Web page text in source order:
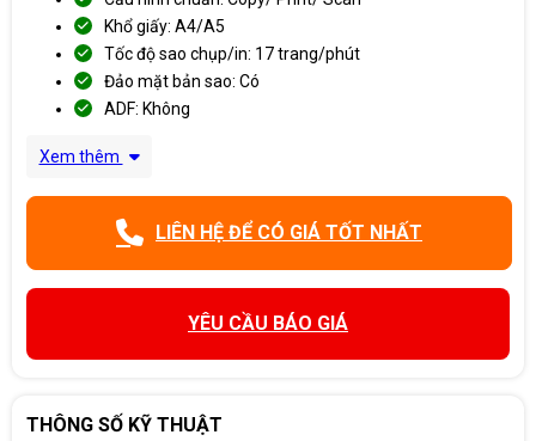
Khổ giấy: A4/A5
Tốc độ sao chụp/in: 17 trang/phút
Đảo mặt bản sao: Có
ADF: Không
Xem thêm
LIÊN HỆ ĐỂ CÓ GIÁ TỐT NHẤT
YÊU CẦU BÁO GIÁ
THÔNG SỐ KỸ THUẬT